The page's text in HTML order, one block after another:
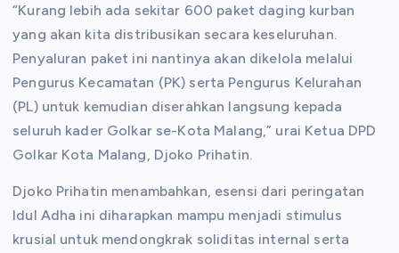
“Kurang lebih ada sekitar 600 paket daging kurban
yang akan kita distribusikan secara keseluruhan.
Penyaluran paket ini nantinya akan dikelola melalui
Pengurus Kecamatan (PK) serta Pengurus Kelurahan
(PL) untuk kemudian diserahkan langsung kepada
seluruh kader Golkar se-Kota Malang,” urai Ketua DPD
Golkar Kota Malang, Djoko Prihatin.
Djoko Prihatin menambahkan, esensi dari peringatan
Idul Adha ini diharapkan mampu menjadi stimulus
krusial untuk mendongkrak soliditas internal serta